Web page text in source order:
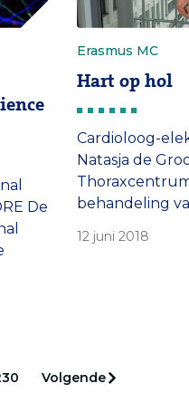
dit
is voor het
De
Dat
Erasmus MC
Hart op hol
Cardioloog-
Natasja de
behandeling
aanpassen aan
of we met
12 juni 2018
Volgende